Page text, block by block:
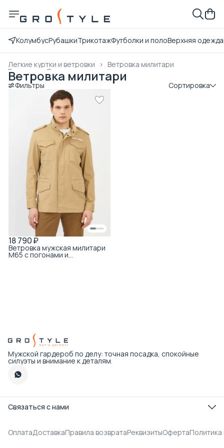
КолумбусРубашкиТрикотажФутболки и полоВерхняя одежда
Ветровка милитари
Легкие куртки и ветровки ›
Верхняя одежда
Главная ›
Ветровка милитари
Фильтры Сортировка
18 790 ₽
Ветровка мужская милитари
M65 с погонами и
Мужской гардероб по делу: точная посадка, спокойные
силуэты и внимание к деталям.
Связаться с нами
Режим работы интернет-магазина
Пн-пт с 09:00 до 18:00 по Мск
ОплатаДоставкаПравила возвратаРеквизитыОферта